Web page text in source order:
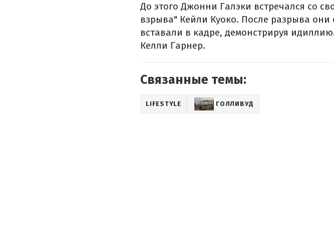
До этого Джонни Галэки встречался со
взрыва" Кейли Куоко. После разрыва они
вставали в кадре, демонстрируя
Келли Гарнер.
Связанные темы:
LIFESTYLE ГОЛЛИВУД